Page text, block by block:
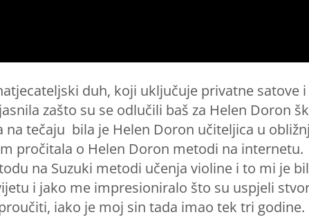
duh, koji uključuje privatne satove
zašto su se odlučili baš za Helen Doron
na tečaju bila je Helen Doron učiteljica u
pročitala o Helen Doron metodi na internetu.
na Suzuki metodi učenja violine i to mi je
i jako me impresioniralo što su uspjeli
iako je moj sin tada imao tek tri godine.